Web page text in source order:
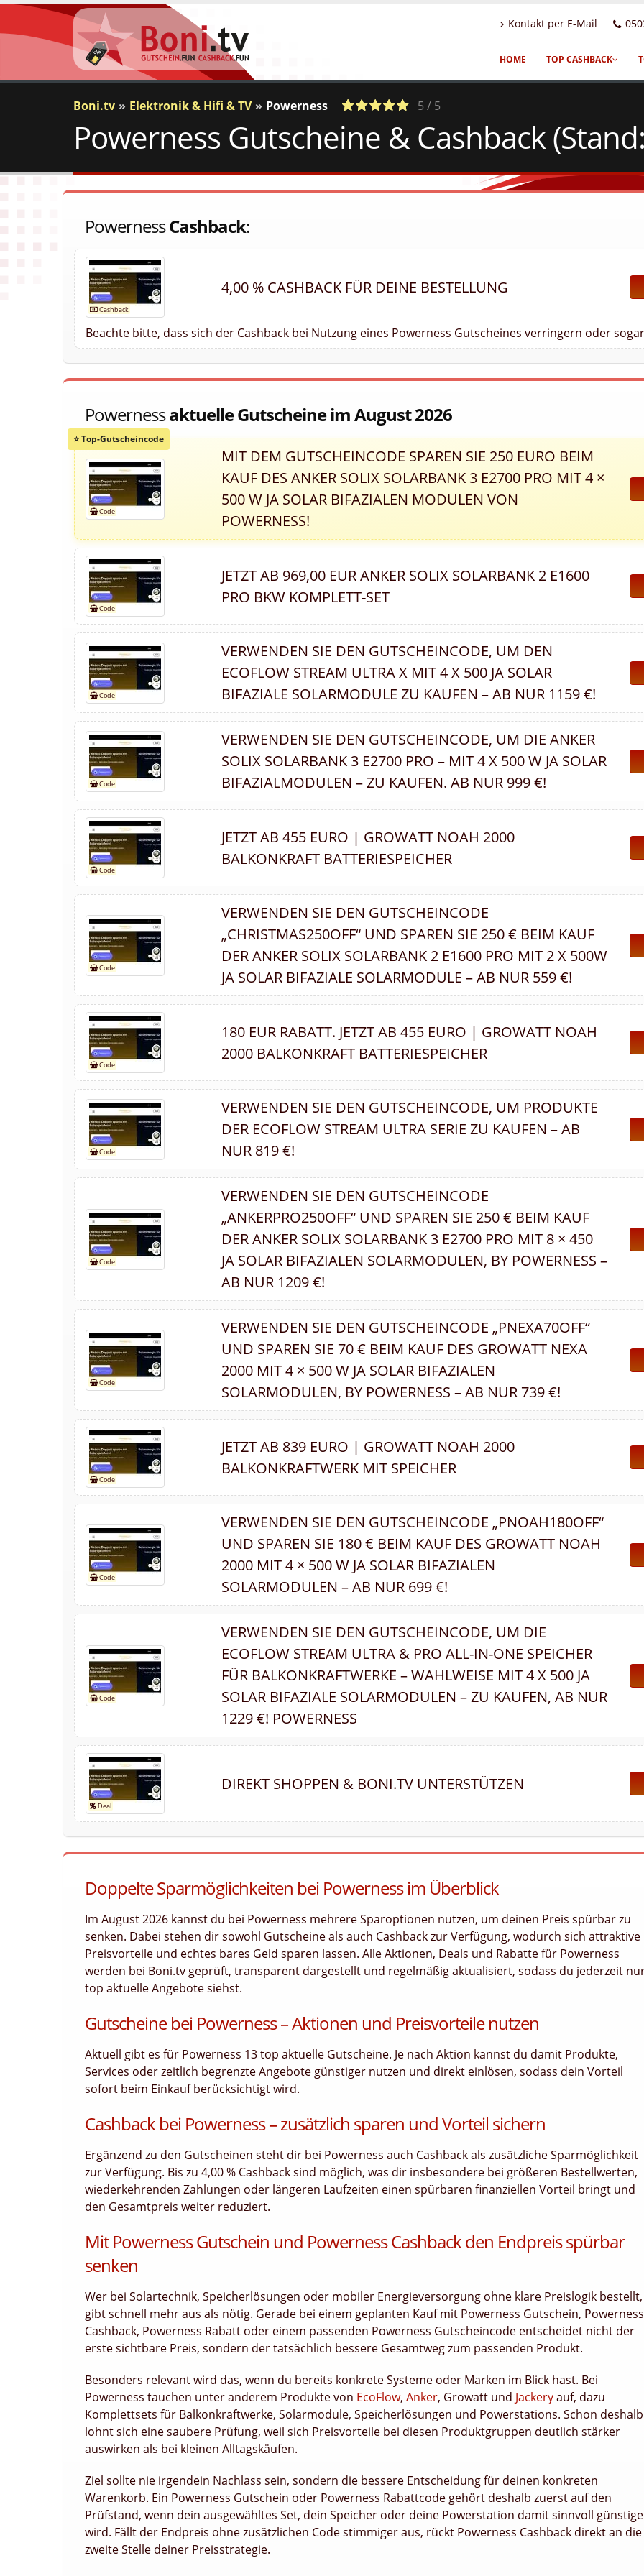
Kontakt per E-Mail
HOME TOP CASHBACK
Boni.tv Elektronik & Hifi & TV Powerness
ac2
5 / 5
Powerness Gutscheine & Cashback
PowernessCashback:
4,00 % CASHBACK FÜR DEINE BESTELLUNG
Beachte bitte, dass sich der Cashback bei Nutzung eines Powerness Gutscheines verringern oder
Powernessaktuelle Gutscheine im August 2026
MIT DEM GUTSCHEINCODE SPAREN SIE 250 EURO BEIM
KAUF DES ANKER SOLIX SOLARBANK 3 E2700 PRO MIT 4 ×
500 W JA SOLAR BIFAZIALEN MODULEN VON
POWERNESS!
JETZT AB 969,00 EUR ANKER SOLIX SOLARBANK 2 E1600
PRO BKW KOMPLETT-SET
VERWENDEN SIE DEN GUTSCHEINCODE, UM DEN
ECOFLOW STREAM ULTRA X MIT 4 X 500 JA SOLAR
BIFAZIALE SOLARMODULE ZU KAUFEN – AB NUR 1159 €!
VERWENDEN SIE DEN GUTSCHEINCODE, UM DIE ANKER
SOLIX SOLARBANK 3 E2700 PRO – MIT 4 X 500 W JA SOLAR
BIFAZIALMODULEN – ZU KAUFEN. AB NUR 999 €!
JETZT AB 455 EURO | GROWATT NOAH 2000
BALKONKRAFT BATTERIESPEICHER
VERWENDEN SIE DEN GUTSCHEINCODE
„CHRISTMAS250OFF“ UND SPAREN SIE 250 € BEIM KAUF
DER ANKER SOLIX SOLARBANK 2 E1600 PRO MIT 2 X 500W
JA SOLAR BIFAZIALE SOLARMODULE – AB NUR 559 €!
180 EUR RABATT. JETZT AB 455 EURO | GROWATT NOAH
2000 BALKONKRAFT BATTERIESPEICHER
VERWENDEN SIE DEN GUTSCHEINCODE, UM PRODUKTE
DER ECOFLOW STREAM ULTRA SERIE ZU KAUFEN – AB
NUR 819 €!
VERWENDEN SIE DEN GUTSCHEINCODE
„ANKERPRO250OFF“ UND SPAREN SIE 250 € BEIM KAUF
DER ANKER SOLIX SOLARBANK 3 E2700 PRO MIT 8 × 450
JA SOLAR BIFAZIALEN SOLARMODULEN, BY POWERNESS –
AB NUR 1209 €!
VERWENDEN SIE DEN GUTSCHEINCODE „PNEXA70OFF“
UND SPAREN SIE 70 € BEIM KAUF DES GROWATT NEXA
2000 MIT 4 × 500 W JA SOLAR BIFAZIALEN
SOLARMODULEN, BY POWERNESS – AB NUR 739 €!
JETZT AB 839 EURO | GROWATT NOAH 2000
BALKONKRAFTWERK MIT SPEICHER
VERWENDEN SIE DEN GUTSCHEINCODE „PNOAH180OFF“
UND SPAREN SIE 180 € BEIM KAUF DES GROWATT NOAH
2000 MIT 4 × 500 W JA SOLAR BIFAZIALEN
SOLARMODULEN – AB NUR 699 €!
VERWENDEN SIE DEN GUTSCHEINCODE, UM DIE
ECOFLOW STREAM ULTRA & PRO ALL-IN-ONE SPEICHER
FÜR BALKONKRAFTWERKE – WAHLWEISE MIT 4 X 500 JA
SOLAR BIFAZIALE SOLARMODULEN – ZU KAUFEN, AB NUR
1229 €! POWERNESS
DIREKT SHOPPEN & BONI.TV UNTERSTÜTZEN
Doppelte Sparmöglichkeiten bei Powerness im Überblick
Im August 2026 kannst du bei Powerness mehrere Sparoptionen nutzen, um deinen Preis spürbar zu
senken. Dabei stehen dir sowohl Gutscheine als auch Cashback zur Verfügung, wodurch sich attraktive
Preisvorteile und echtes bares Geld sparen lassen. Alle Aktionen, Deals und Rabatte für Powerness
werden bei Boni.tv geprüft, transparent dargestellt und regelmäßig aktualisiert, sodass du jederzeit
top aktuelle Angebote siehst.
Gutscheine bei Powerness – Aktionen und Preisvorteile nutzen
Aktuell gibt es für Powerness 13 top aktuelle Gutscheine. Je nach Aktion kannst du damit Produkte,
Services oder zeitlich begrenzte Angebote günstiger nutzen und direkt einlösen, sodass dein Vorteil
sofort beim Einkauf berücksichtigt wird.
Cashback bei Powerness – zusätzlich sparen und Vorteil sichern
Ergänzend zu den Gutscheinen steht dir bei Powerness auch Cashback als zusätzliche Sparmöglichkeit
zur Verfügung. Bis zu 4,00 % Cashback sind möglich, was dir insbesondere bei größeren Bestellwerten,
wiederkehrenden Zahlungen oder längeren Laufzeiten einen spürbaren finanziellen Vorteil bringt und
den Gesamtpreis weiter reduziert.
Mit Powerness Gutschein und Powerness Cashback den Endpreis spürbar
senken
Wer bei Solartechnik, Speicherlösungen oder mobiler Energieversorgung ohne klare Preislogik bestellt,
gibt schnell mehr aus als nötig. Gerade bei einem geplanten Kauf mit Powerness Gutschein, Powerness
Cashback, Powerness Rabatt oder einem passenden Powerness Gutscheincode entscheidet nicht der
erste sichtbare Preis, sondern der tatsächlich bessere Gesamtweg zum passenden Produkt.
Besonders relevant wird das, wenn du bereits konkrete Systeme oder Marken im Blick hast. Bei
Powerness tauchen unter anderem Produkte von EcoFlow, Anker, Growatt und Jackeryauf, dazu
Komplettsets für Balkonkraftwerke, Solarmodule, Speicherlösungen und Powerstations. Schon deshalb
lohnt sich eine saubere Prüfung, weil sich Preisvorteile bei diesen Produktgruppen deutlich stärker
auswirken als bei kleinen Alltagskäufen.
Ziel sollte nie irgendein Nachlass sein, sondern die bessere Entscheidung für deinen konkreten
Warenkorb. Ein Powerness Gutschein oder Powerness Rabattcode gehört deshalb zuerst auf den
Prüfstand, wenn dein ausgewähltes Set, dein Speicher oder deine Powerstation damit sinnvoll
wird. Fällt der Endpreis ohne zusätzlichen Code stimmiger aus, rückt Powerness Cashback direkt an die
zweite Stelle deiner Preisstrategie.